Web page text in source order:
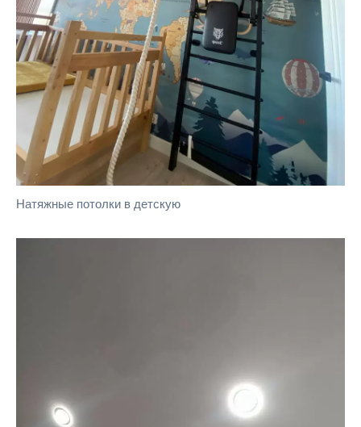
Натяжные потолки в детскую